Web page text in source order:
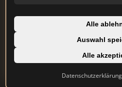
Alle
Auswahl
Alle
Datenschutzerklärung
1
Immobilienplattform
AVIV Germany
immowelt.de